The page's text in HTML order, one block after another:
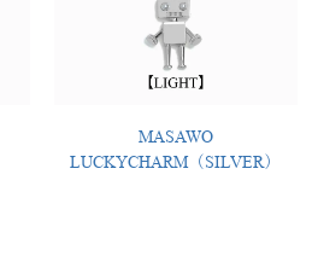
MASAWO
LUCKYCHARM（SILVER）